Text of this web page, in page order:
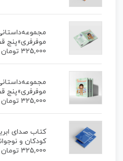
مجموعه‌داستانی
موفرفری»پنج قصه‌ی
325,000 تومان
مجموعه‌داستانی
موفرفری»پنج
325,000 تومان
کتاب صدای
کودکان و نوجوانان
325,000 تومان